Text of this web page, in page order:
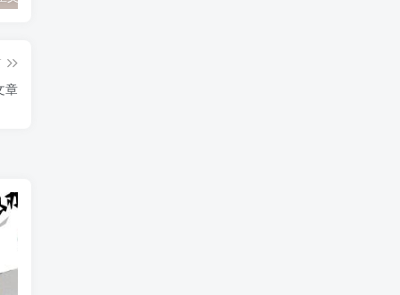
章